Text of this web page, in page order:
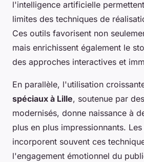
l'intelligence artificielle
limites des techniques de
Ces outils favorisent non
mais enrichissent également le
des approches interactives et
En parallèle, l'utilisation
spéciaux à Lille, soutenue par
modernisés, donne naissance à
plus en plus impressionnants.
incorporent souvent ces
l'engagement émotionnel du